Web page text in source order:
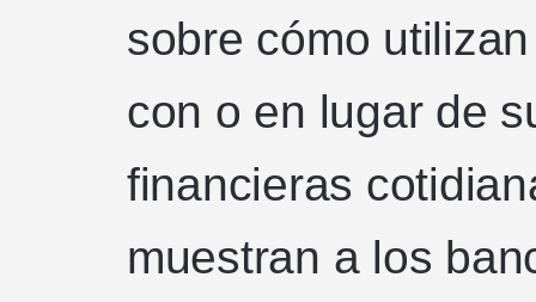
sobre cómo
con o en lugar de
financieras
muestran a los